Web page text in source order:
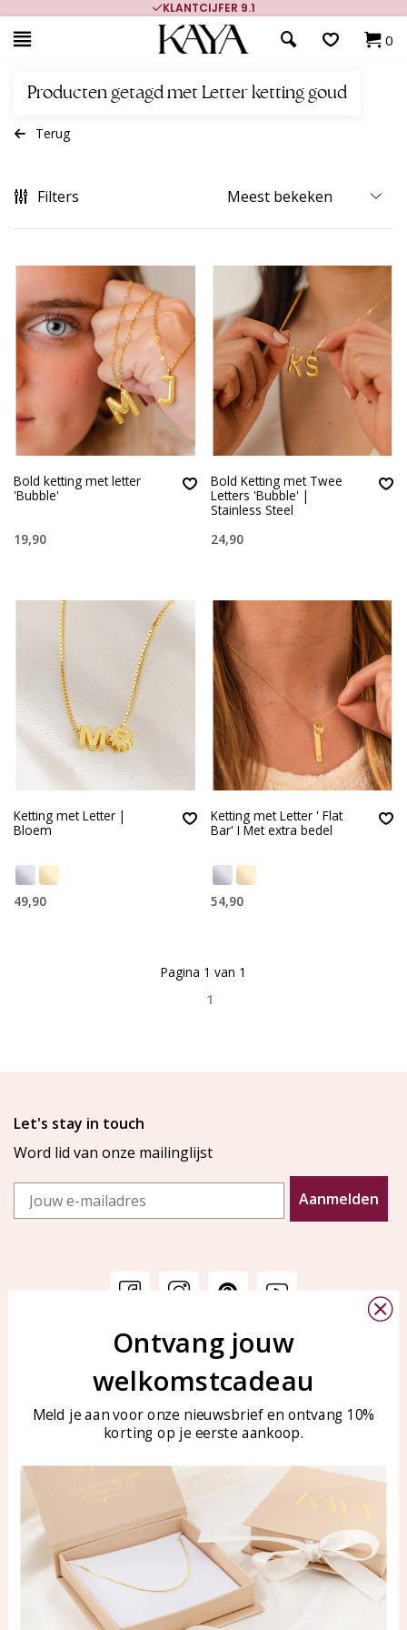
KLANTCIJFER 9.1
0
Producten getagd met Letter ketting goud
Terug
Filters
Bold ketting met letter
'Bubble'
19,90
Bold Ketting met Twee
Letters 'Bubble' |
Stainless Steel
24,90
Ketting met Letter |
Bloem
49,90
Ketting met Letter ' Flat
Bar' I Met extra bedel
54,90
1
Pagina 1 van 1
Let's stay in touch
Word lid van onze mailinglijst
Email
Aanmelden
Veelgestelde vragen
Sieraden onderhouden
KAYA Sieraden
Bellen of WhatsApp Ma-Vr
tussen 09:00-17:00
Tel: 0850003187
WhatsApp: 0850003187
klantenservice@kayasierade
Producten
Alle producten
Nieuwe producten
KAYA Sieraden
Over ons
Samenwerken?
Ontvang jouw
welkomstcadeau
Meld je aan voor onze nieuwsbrief en ontvang 10%
korting op je eerste aankoop.